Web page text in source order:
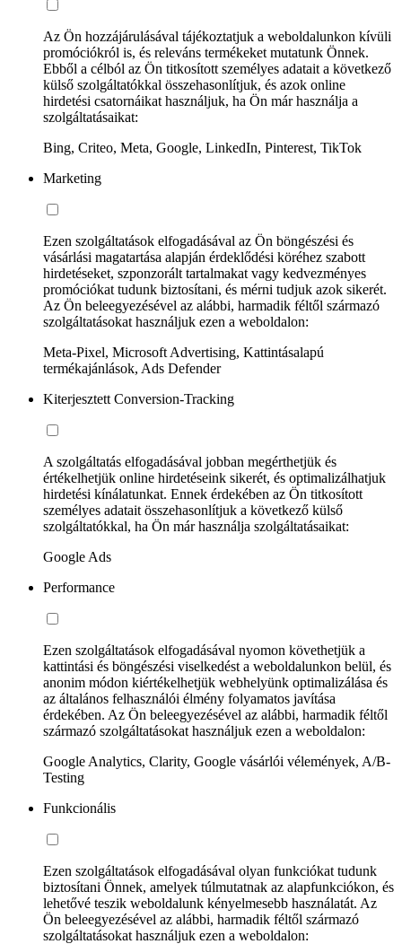
Az Ön hozzájárulásával tájékoztatjuk a weboldalunkon kívüli
promóciókról is, és releváns termékeket mutatunk Önnek.
Ebből a célból az Ön titkosított személyes adatait a következő
külső szolgáltatókkal összehasonlítjuk, és azok online
hirdetési csatornáikat használjuk, ha Ön már használja a
szolgáltatásaikat:
Bing, Criteo, Meta, Google, LinkedIn, Pinterest, TikTok
Marketing
Ezen szolgáltatások elfogadásával az Ön böngészési és
vásárlási magatartása alapján érdeklődési köréhez szabott
hirdetéseket, szponzorált tartalmakat vagy kedvezményes
promóciókat tudunk biztosítani, és mérni tudjuk azok sikerét.
Az Ön beleegyezésével az alábbi, harmadik féltől származó
szolgáltatásokat használjuk ezen a weboldalon:
Meta-Pixel, Microsoft Advertising, Kattintásalapú
termékajánlások, Ads Defender
Kiterjesztett Conversion-Tracking
A szolgáltatás elfogadásával jobban megérthetjük és
értékelhetjük online hirdetéseink sikerét, és optimalizálhatjuk
hirdetési kínálatunkat. Ennek érdekében az Ön titkosított
személyes adatait összehasonlítjuk a következő külső
szolgáltatókkal, ha Ön már használja szolgáltatásaikat:
Google Ads
Performance
Ezen szolgáltatások elfogadásával nyomon követhetjük a
kattintási és böngészési viselkedést a weboldalunkon belül, és
anonim módon kiértékelhetjük webhelyünk optimalizálása és
az általános felhasználói élmény folyamatos javítása
érdekében. Az Ön beleegyezésével az alábbi, harmadik féltől
származó szolgáltatásokat használjuk ezen a weboldalon:
Google Analytics, Clarity, Google vásárlói vélemények, A/B-
Testing
Funkcionális
Ezen szolgáltatások elfogadásával olyan funkciókat tudunk
biztosítani Önnek, amelyek túlmutatnak az alapfunkciókon, és
lehetővé teszik weboldalunk kényelmesebb használatát. Az
Ön beleegyezésével az alábbi, harmadik féltől származó
szolgáltatásokat használjuk ezen a weboldalon: